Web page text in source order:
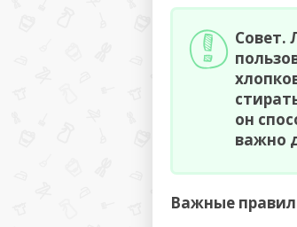
Совет.
он
важно
Важные